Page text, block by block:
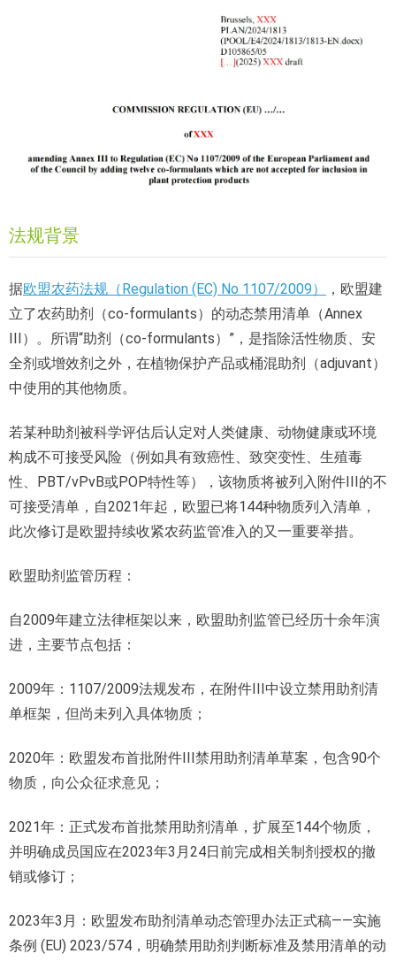
法规背景
据欧盟农药法规（Regulation (EC) No 1107/2009）
，欧盟建
立了农药助剂（co-formulants）的动态禁用清单（Annex
III）。所谓“助剂（co-formulants）”，是指除活性物质、安
全剂或增效剂之外，在植物保护产品或桶混助剂（adjuvant）
中使用的其他物质。
若某种助剂被科学评估后认定对人类健康、动物健康或环境
构成不可接受风险（例如具有致癌性、致突变性、生殖毒
性、PBT/vPvB或POP特性等），该物质将被列入附件III的不
可接受清单，自2021年起，欧盟已将144种物质列入清单，
此次修订是欧盟持续收紧农药监管准入的又一重要举措。
欧盟助剂监管历程：
自2009年建立法律框架以来，欧盟助剂监管已经历十余年演
进，主要节点包括：
2009年：1107/2009法规发布，在附件III中设立禁用助剂清
单框架，但尚未列入具体物质；
2020年：欧盟发布首批附件III禁用助剂清单草案，包含90个
物质，向公众征求意见；
2021年：正式发布首批禁用助剂清单，扩展至144个物质，
并明确成员国应在2023年3月24日前完成相关制剂授权的撤
销或修订；
2023年3月：欧盟发布助剂清单动态管理办法正式稿——实施
条例 (EU) 2023/574，明确禁用助剂判断标准及禁用清单的动